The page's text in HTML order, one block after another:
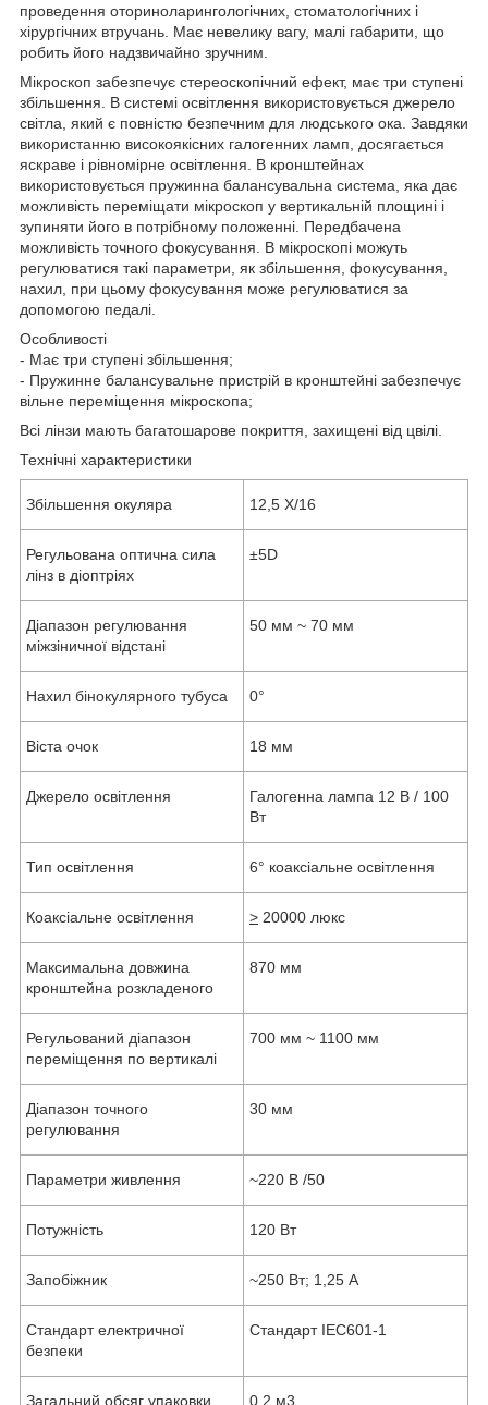
проведення оториноларингологічних, стоматологічних і
хірургічних втручань. Має невелику вагу, малі габарити, що
робить його надзвичайно зручним.
Мікроскоп забезпечує стереоскопічний ефект, має три ступені
збільшення. В системі освітлення використовується джерело
світла, який є повністю безпечним для людського ока. Завдяки
використанню високоякісних галогенних ламп, досягається
яскраве і рівномірне освітлення. В кронштейнах
використовується пружинна балансувальна система, яка дає
можливість переміщати мікроскоп у вертикальній площині і
зупиняти його в потрібному положенні. Передбачена
можливість точного фокусування. В мікроскопі можуть
регулюватися такі параметри, як збільшення, фокусування,
нахил, при цьому фокусування може регулюватися за
допомогою педалі.
Особливості
- Має три ступені збільшення;
- Пружинне балансувальне пристрій в кронштейні забезпечує
вільне переміщення мікроскопа;
Всі лінзи мають багатошарове покриття, захищені від цвілі.
Технічні характеристики
Збільшення окуляра 12,5 X/16
Регульована оптична сила
лінз в діоптріях
±5D
Діапазон регулювання
міжзіничної відстані
50 мм ~ 70 мм
Нахил бінокулярного тубуса 0°
Віста очок 18 мм
Джерело освітлення
Галогенна лампа 12 В / 100
Вт
Тип освітлення 6° коаксіальне освітлення
Коаксіальне освітлення > 20000 люкс
Максимальна довжина
кронштейна розкладеного
870 мм
Регульований діапазон
переміщення по вертикалі
700 мм ~ 1100 мм
Діапазон точного
регулювання
30 мм
Параметри живлення ~220 В /50
Потужність 120 Вт
Запобіжник ~250 Вт; 1,25 A
Стандарт електричної
безпеки
Стандарт IEC601-1
Загальний обсяг упаковки 0,2 м3